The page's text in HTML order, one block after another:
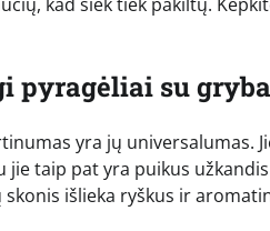
pyragėliai su
yra jų universalumas.
jie taip pat yra puikus
išlieka ryškus ir